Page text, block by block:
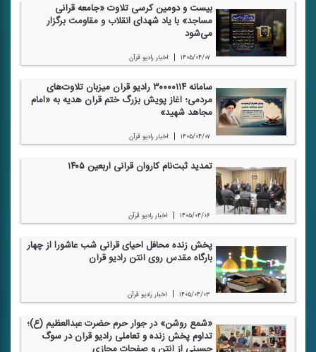
بیست و دومین كرسی تلاوت «جامعه قرآنی
مساجد» با یاد شهدای انقلاب و مقاومت برگزار
می‌شود
۱۴۰۵/۰۴/۰۷ | اخبار رادیو قرآن
سامانه ۳۰۰۰۰۱۱۴ رادیو قرآن میزبان تلاوت‌های
مردمی؛ آغاز پویش بزرگ ختم قرآن هدیه به «امام
مجاهد شهید»
۱۴۰۵/۰۴/۰۷ | اخبار رادیو قرآن
تمدید ثبت‌نام كاروان قرآنی اربعین ۱۴۰۵
۱۴۰۵/۰۴/۰۶ | اخبار رادیو قرآن
پخش زنده محافل احیای قرآنی شب عاشورا از چهار
بارگاه مقدس روی آنتن رادیو قرآن
۱۴۰۵/۰۴/۰۳ | اخبار رادیو قرآن
«شمع روشن» در جوار حرم حضرت عبدالعظیم (ع)؛
تداوم پخش زنده و تعاملی رادیو قرآن در سوگ